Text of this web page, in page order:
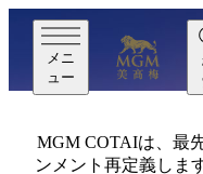
メニ
ュー
MGM COTAIは、最
ンメント再定義しま